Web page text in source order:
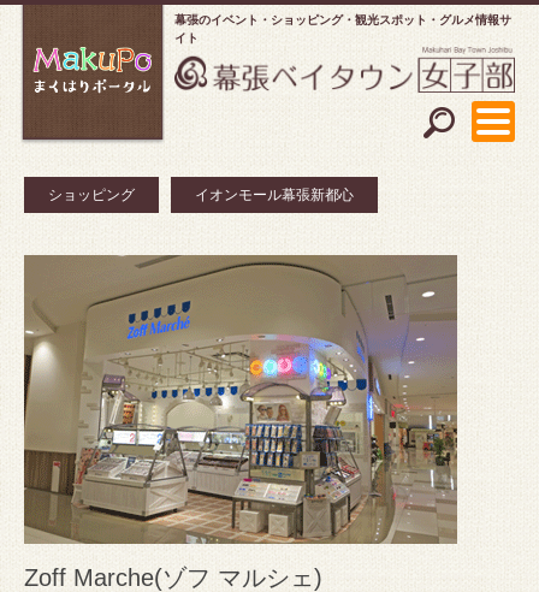
幕張のイベント・ショッピング
観光スポット・グルメ情報サ
イト
ショッピング イオンモール幕張新都心
Zoff Marche(ゾフ マルシェ)